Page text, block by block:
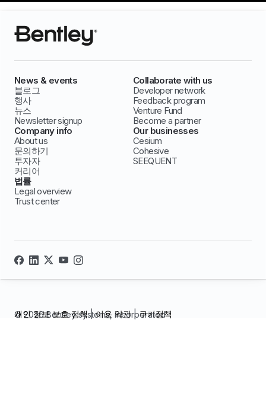
News & events
블로그
행사
뉴스
Newsletter signup
Collaborate with us
Developer network
Feedback program
Venture Fund
Become a partner
Company info
About us
문의하기
투자자
커리어
Our businesses
Cesium
Cohesive
SEEQUENT
법률
Legal overview
Trust center
© 2026 Bentley systems, incorporated
개인 정보 보호 정책|이용 약관|쿠키정책